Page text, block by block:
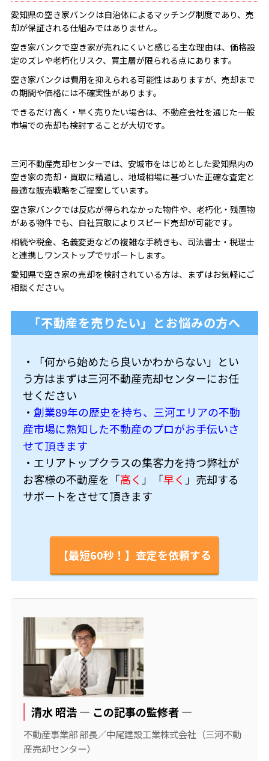
愛知県の空き家バンクは自治体によるマッチング制度であり、売
却が保証される仕組みではありません。
空き家バンクで空き家が売れにくいと感じる主な理由は、価格設
定のズレや老朽化リスク、買主層が限られる点にあります。
空き家バンクは費用を抑えられる可能性はありますが、売却まで
の期間や価格には不確実性があります。
できるだけ高く・早く売りたい場合は、不動産会社を通じた一般
市場での売却も検討することが大切です。
三河不動産売却センターでは、安城市をはじめとした愛知県内の
空き家の売却・買取に精通し、地域相場に基づいた正確な査定と
最適な販売戦略をご提案しています。
空き家バンクでは反応が得られなかった物件や、老朽化・残置物
がある物件でも、自社買取によりスピード売却が可能です。
相続や税金、名義変更などの複雑な手続きも、司法書士・税理士
と連携しワンストップでサポートします。
愛知県で空き家の売却を検討されている方は、まずはお気軽にご
相談ください。
「不動産を売りたい」とお悩みの方へ
・「何から始めたら良いかわからない」とい
う方はまずは三河不動産売却センターにお任
せください
・ 創業89年の歴史を持ち、三河エリアの不動
産市場に熟知した不動産のプロがお手伝いさ
せて頂きます
・エリアトップクラスの集客力を持つ弊社が
お客様の不動産を「高く 」「早く 」売却する
サポートをさせて頂きます
【最短60秒！】査定を依頼する
清水 昭浩 ― この記事の監修者 ―
不動産事業部 部長／中尾建設工業株式会社（三河不動
産売却センター）